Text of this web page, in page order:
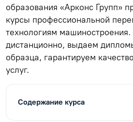
образования «Арконс Групп»
курсы профессиональной
технологиям машиностроения.
дистанционно, выдаем
образца, гарантируем
услуг.
Содержание курса